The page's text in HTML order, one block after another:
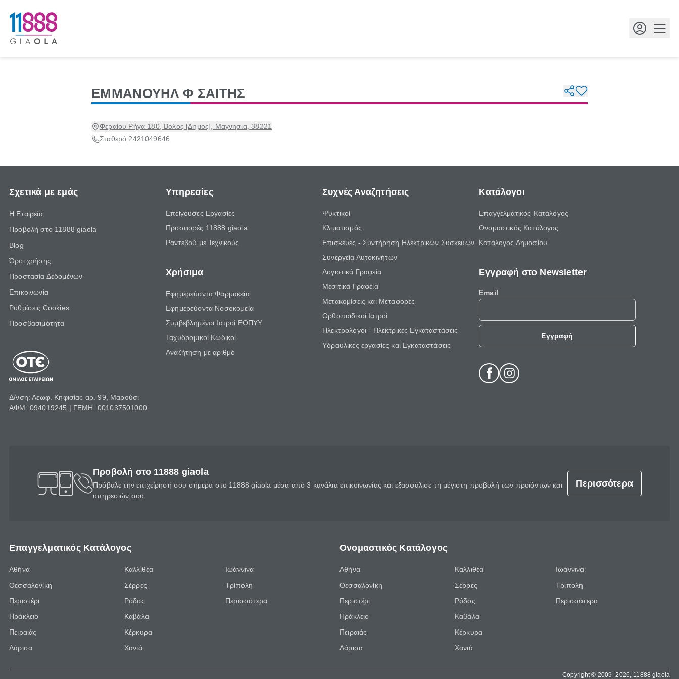
ΕΜΜΑΝΟΥΗΛ Φ ΣΑΙΤΗΣ
Φεραίου Ρήγα 180, Βολος [Δημος], Μαγνησια, 38221
Σταθερό:2421049646
Σχετικά με εμάς
Η Εταιρεία
Προβολή στο 11888 giaola
Blog
Όροι χρήσης
Προστασία Δεδομένων
Επικοινωνία
Ρυθμίσεις Cookies
Προσβασιμότητα
Δ/νση: Λεωφ. Κηφισίας αρ. 99, Μαρούσι
ΑΦΜ: 094019245 | ΓΕΜΗ: 001037501000
Υπηρεσίες
Επείγουσες Εργασίες
Προσφορές 11888 giaola
Ραντεβού με Τεχνικούς
Χρήσιμα
Εφημερεύοντα Φαρμακεία
Εφημερεύοντα Νοσοκομεία
Συμβεβλημένοι Ιατροί ΕΟΠΥΥ
Ταχυδρομικοί Κωδικοί
Αναζήτηση με αριθμό
Συχνές Αναζητήσεις
Ψυκτικοί
Κλιματισμός
Επισκευές - Συντήρηση Ηλεκτρικών Συσκευών
Συνεργεία Αυτοκινήτων
Λογιστικά Γραφεία
Μεσιτικά Γραφεία
Μετακομίσεις και Μεταφορές
Ορθοπαιδικοί Ιατροί
Ηλεκτρολόγοι - Ηλεκτρικές Εγκαταστάσεις
Υδραυλικές εργασίες και Εγκαταστάσεις
Κατάλογοι
Επαγγελματικός Κατάλογος
Ονομαστικός Κατάλογος
Κατάλογος Δημοσίου
Εγγραφή στο Newsletter
Email
Εγγραφή
Προβολή στο 11888 giaola
Πρόβαλε την επιχείρησή σου σήμερα στο 11888 giaola μέσα από 3 κανάλια επικοινωνίας και εξασφάλισε τη μέγιστη προβολή των προϊόντων και
υπηρεσιών σου.
Περισσότερα
Επαγγελματικός Κατάλογος
Αθήνα
Θεσσαλονίκη
Περιστέρι
Ηράκλειο
Πειραιάς
Λάρισα
Καλλιθέα
Σέρρες
Ρόδος
Καβάλα
Κέρκυρα
Χανιά
Ιωάννινα
Τρίπολη
Περισσότερα
Ονομαστικός Κατάλογος
Αθήνα
Θεσσαλονίκη
Περιστέρι
Ηράκλειο
Πειραιάς
Λάρισα
Καλλιθέα
Σέρρες
Ρόδος
Καβάλα
Κέρκυρα
Χανιά
Ιωάννινα
Τρίπολη
Περισσότερα
Copyright © 2009–2026, 11888 giaola